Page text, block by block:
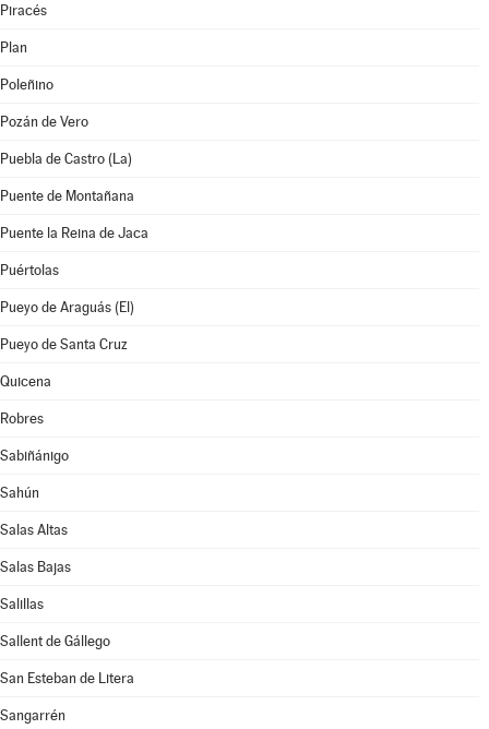
Piracés
Plan
Poleñino
Pozán de Vero
Puebla de Castro (La)
Puente de Montañana
Puente la Reina de Jaca
Puértolas
Pueyo de Araguás (El)
Pueyo de Santa Cruz
Quicena
Robres
Sabiñánigo
Sahún
Salas Altas
Salas Bajas
Salillas
Sallent de Gállego
San Esteban de Litera
Sangarrén